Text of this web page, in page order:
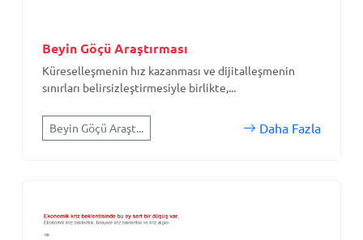
Beyin Göçü Araştırması
Küreselleşmenin hız kazanması ve dijitalleşmenin
sınırları belirsizleştirmesiyle birlikte,...
Beyin Göçü Araşt... Daha Fazla